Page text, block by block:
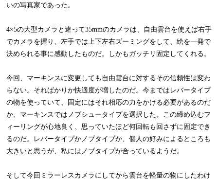
いの写真家であった。
4×5の大型カメラと違って35mmのカメラは、自由雲台を使えば右手
でカメラを握り、左手では上下左右ズーミングをして、絵を一発で
決められる事に感動したものだ。しかもガッチリ固定してくれる。
今回、マーキンスに変更しても自由雲台に対するその信頼性は変わ
らない。そればかりか快適度が増したのだ。今まではレバータイプ
の物を使っていて、固定にはそれ相応の力をかける必要があるのだ
か、マーキンスではノブシュータイプを選択した。この締め込むフ
ィーリングが心地良く、思っていたほど何回転も回さずに固定でき
るのだ。レバータイプかノブタイプか、個人の好みによるところも
大きいと思うが、私にはノブタイプが合っているようだ。
そして今回ミラーレスカメラにしてから雲台を軽量の物にしたわけ